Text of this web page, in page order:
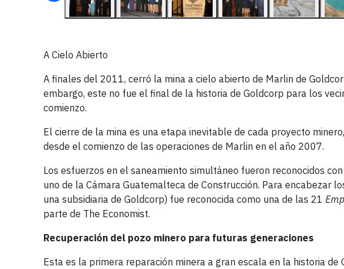
A Cielo Abierto
A finales del 2011, cerró la mina a cielo abierto de Marlin de
embargo, este no fue el final de la historia de Goldcorp para los
comienzo.
El cierre de la mina es una etapa inevitable de cada proyecto
desde el comienzo de las operaciones de Marlin en el año 2007.
Los esfuerzos en el saneamiento simultáneo fueron reconocidos
uno de la Cámara Guatemalteca de Construcción. Para encabezar
una subsidiaria de Goldcorp) fue reconocida como una de las 21
parte de The Economist.
Recuperación del pozo minero para futuras generaciones
Esta es la primera reparación minera a gran escala en la historia